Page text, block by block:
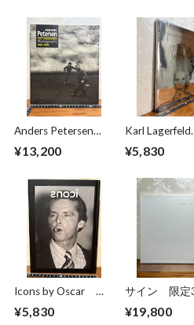
Anders Petersen
Photographs 1966-
¥13,200
Karl Lagerfeld
VISIONS AND
¥5,830
Icons by Oscar
photographer Oscar
¥5,830
サイン 限定
愛 カナリア
¥19,800